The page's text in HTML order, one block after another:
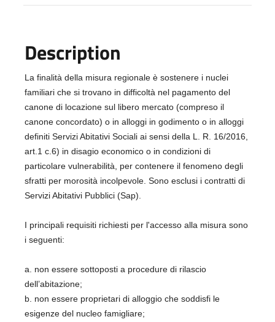
Description
La finalità della misura regionale è sostenere i nuclei
familiari che si trovano in difficoltà nel pagamento del
canone di locazione sul libero mercato (compreso il
canone concordato) o in alloggi in godimento o in alloggi
definiti Servizi Abitativi Sociali ai sensi della L. R. 16/2016,
art.1 c.6) in disagio economico o in condizioni di
particolare vulnerabilità, per contenere il fenomeno degli
sfratti per morosità incolpevole. Sono esclusi i contratti di
Servizi Abitativi Pubblici (Sap).
I principali requisiti richiesti per l'accesso alla misura sono
i seguenti:
a. non essere sottoposti a procedure di rilascio
dell’abitazione;
b. non essere proprietari di alloggio che soddisfi le
esigenze del nucleo famigliare;